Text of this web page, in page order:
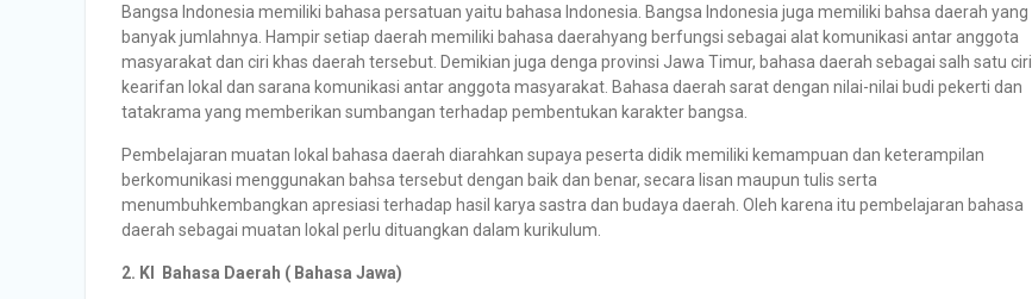
Bangsa Indonesia memiliki bahasa persatuan yaitu bahasa Indonesia. Bangsa Indonesia juga memiliki bahsa daerah yang
banyak jumlahnya. Hampir setiap daerah memiliki bahasa daerahyang berfungsi sebagai alat komunikasi antar anggota
masyarakat dan ciri khas daerah tersebut. Demikian juga denga provinsi Jawa Timur, bahasa daerah sebagai salh satu ciri
kearifan lokal dan sarana komunikasi antar anggota masyarakat. Bahasa daerah sarat dengan nilai-nilai budi pekerti dan
tatakrama yang memberikan sumbangan terhadap pembentukan karakter bangsa.
Pembelajaran muatan lokal bahasa daerah diarahkan supaya peserta didik memiliki kemampuan dan keterampilan
berkomunikasi menggunakan bahsa tersebut dengan baik dan benar, secara lisan maupun tulis serta
menumbuhkembangkan apresiasi terhadap hasil karya sastra dan budaya daerah. Oleh karena itu pembelajaran bahasa
daerah sebagai muatan lokal perlu dituangkan dalam kurikulum.
2. KI Bahasa Daerah ( Bahasa Jawa)